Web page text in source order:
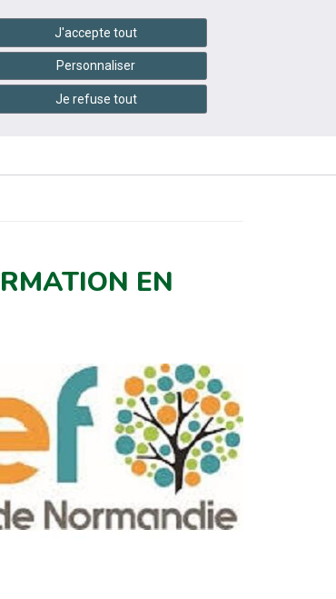
handshake Services en ligne
INFOS
PRATIQUES
ÉVÉNEMENTS
EN
J'accepte tout
Personnaliser
Je refuse tout